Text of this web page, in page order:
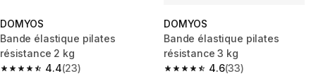
DOMYOS
Bande élastique pilates
résistance 2 kg
4.4
4.4 out of 5 stars from 23 reviews
(23)
DOMYOS
Bande élastique pilates
résistance 3 kg
4.6
4.6 out of 5 stars from 33
(33)